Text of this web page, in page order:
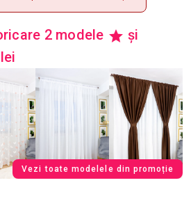
2 modele
și
Vezi toate modelele din promoție